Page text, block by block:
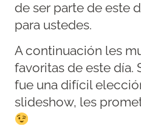
de ser parte de este
para ustedes.
A continuación les
favoritas de este día.
fue una difícil
slideshow, les